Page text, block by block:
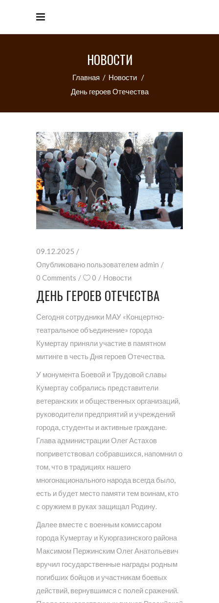
НОВОСТИ
Главная / Новости /
День героев Отечества
09.12.2025
Опубликовано пользователемadmin
0 Comments
0 Новости
ДЕНЬ ГЕРОЕВ ОТЕЧЕСТВА
Сегодня сотрудники МАУ «Концертно-
театральное объединение» города
Кумертау приняли участие в памятном
митинге в честь Дня героев Отечества.
У монумента Боевой и Трудовой славы
Кумертау собрались представители
ветеранских и общественных организаций,
руководители предприятий и учреждений
города, студенты и активные граждане.
Глава администрации Олег Астахов
поприветствовал собравшихся, напомнил о
том, что в традициях нашего
многонационального народа всегда было,
есть и будет место памяти тем воинам, кто
с оружием в руках защищал Родину.
Далее вместе с военным комиссаром
города Кумертау и Куюргазинского района
Максимом Пержинским Олег Анатольевич
вручил государственные награды родным
погибших бойцов и участникам боевых
действий, вернувшимся с полей сражений.